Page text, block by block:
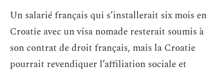
Un salarié français qui s’installerait six mois en
Croatie avec un visa nomade resterait soumis à
son contrat de droit français, mais la Croatie
pourrait revendiquer l’affiliation sociale et